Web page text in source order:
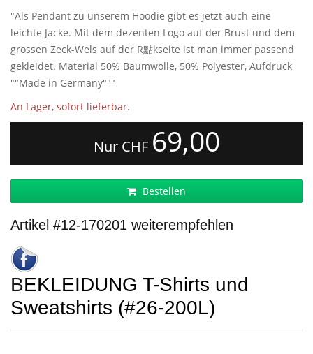
"Als Pendant zu unserem Hoodie gibt es jetzt auch eine
leichte Jacke. Mit dem dezenten Logo auf der Brust und dem
grossen Zeck-Wels auf der R點kseite ist man immer passend
gekleidet. Material 50% Baumwolle, 50% Polyester, Aufdruck
""Made in Germany"""
An Lager, sofort lieferbar.
Nur CHF 69,00
Bestellen
Artikel #12-170201 weiterempfehlen
BEKLEIDUNG T-Shirts und
Sweatshirts (#26-200L)